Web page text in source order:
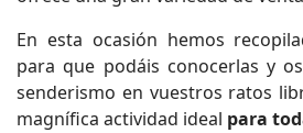
En esta ocasión hemos
para que podáis conocerlas y
senderismo en vuestros ratos
magnífica actividad ideal para